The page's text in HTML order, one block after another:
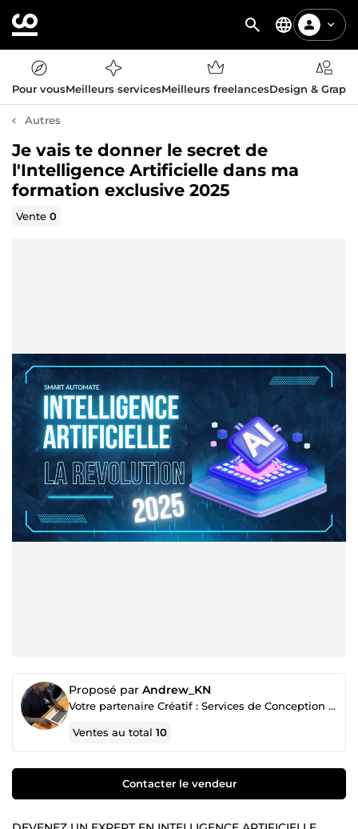
Pour vousMeilleurs servicesMeilleurs freelancesDesign &
Autres
Je vais te donner le secret de
l'Intelligence Artificielle dans ma
formation exclusive 2025
Vente0
Proposé par Andrew_KN
Votre partenaire Créatif : Services de Conception Graphique, Site internet, Ebooks & votre succès
Ventes au total10
Contacter le vendeur